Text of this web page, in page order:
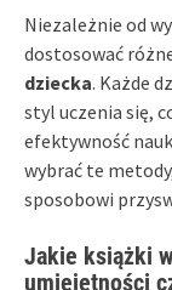
Niezależnie od
dostosować
dziecka. Każde
styl uczenia się,
efektywność
wybrać te
sposobowi
Jakie książki
umiejętności